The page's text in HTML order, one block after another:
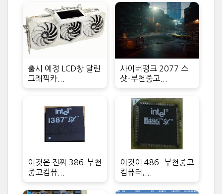
출시 예정 LCD창 달린
그래픽카...
사이버펑크 2077 스
샷-부천중고...
이것은 진짜 386-부천
중고컴퓨...
이것이 486 -부천중고
컴퓨터,...